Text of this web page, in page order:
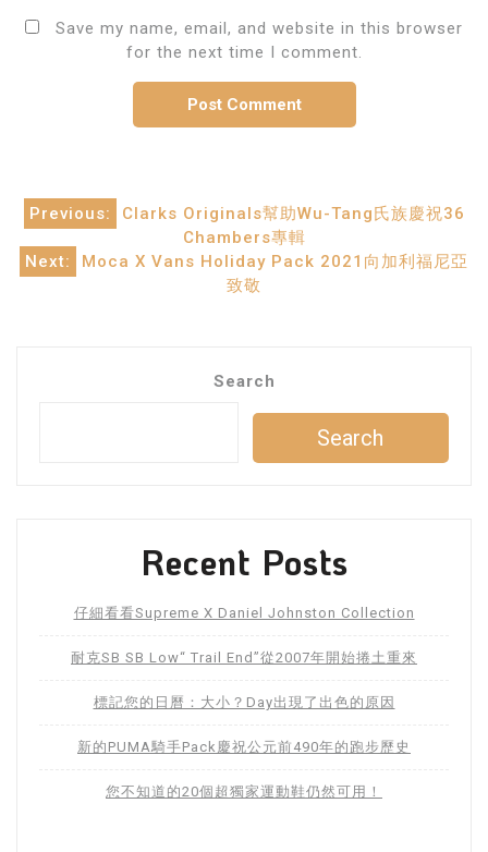
Save my name, email, and website in this browser
for the next time I comment.
Post
navigation
Previous:
Clarks Originals幫助Wu-Tang氏族慶祝36
Chambers專輯
Next:
Moca X Vans Holiday Pack 2021向加利福尼亞
致敬
Search
Search
Recent Posts
仔細看看Supreme X Daniel Johnston Collection
耐克SB SB Low“ Trail End”從2007年開始捲土重來
標記您的日曆：大小？Day出現了出色的原因
新的PUMA騎手Pack慶祝公元前490年的跑步歷史
您不知道的20個超獨家運動鞋仍然可用！